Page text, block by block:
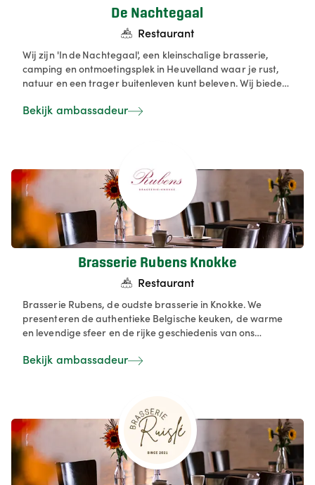
De Nachtegaal
Restaurant
Wij zijn 'In de Nachtegaal', een kleinschalige brasserie,
camping en ontmoetingsplek in Heuvelland waar je rust,
natuur en een trager buitenleven kunt beleven. Wij bieden
gezellig café‑brasserie met ontbijt, lunch en diner. Wij
Bekijk ambassadeur
Brasserie Rubens Knokke
Restaurant
Brasserie Rubens, de oudste brasserie in Knokke. We
presenteren de authentieke Belgische keuken, de warme
en levendige sfeer en de rijke geschiedenis van ons
Bekijk ambassadeur